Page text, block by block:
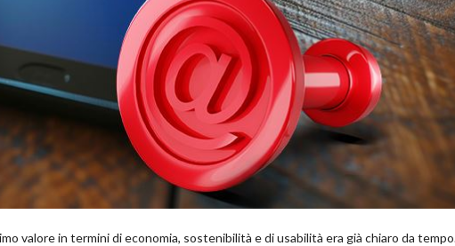
valore in termini di economia, sostenibilità e di usabilità era già chiaro da